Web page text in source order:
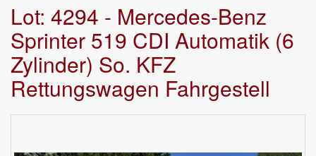
Lot: 4294 - Mercedes-Benz
Sprinter 519 CDI Automatik (6
Zylinder) So. KFZ
Rettungswagen Fahrgestell